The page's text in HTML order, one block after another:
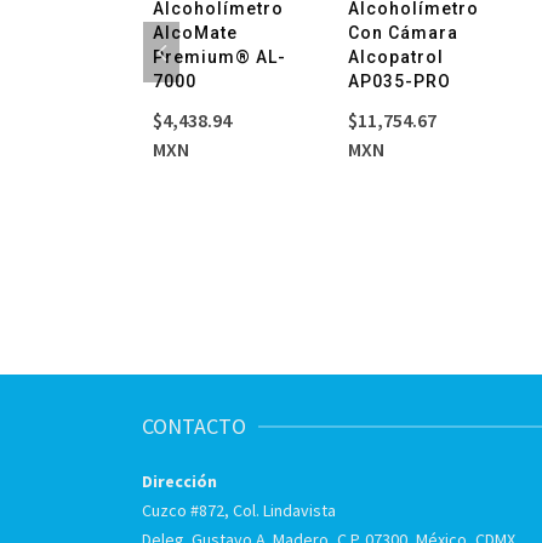
Alcoholímetro
AlcoMate
Premium® AL-
7000
$4,438.94
MXN
Alcoholímetro
Con Cámara
Alcopatrol
AP035-PRO
$11,754.67
MXN
CONTACTO
Dirección
Cuzco #872, Col. Lindavista